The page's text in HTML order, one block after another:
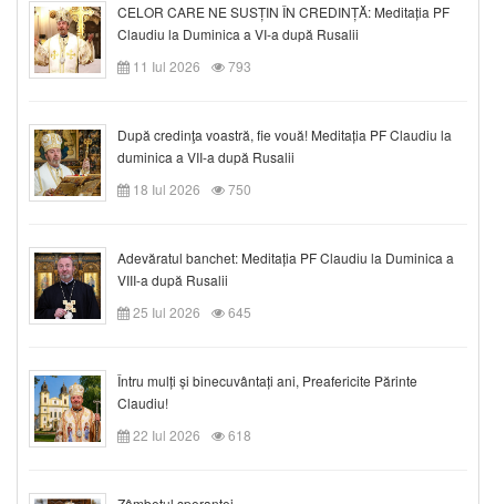
CELOR CARE NE SUSȚIN ÎN CREDINȚĂ: Meditația PF
Claudiu la Duminica a VI-a după Rusalii
11 Iul 2026
793
După credinţa voastră, fie vouă! Meditația PF Claudiu la
duminica a VII-a după Rusalii
18 Iul 2026
750
Adevăratul banchet: Meditația PF Claudiu la Duminica a
VIII-a după Rusalii
25 Iul 2026
645
Întru mulți și binecuvântați ani, Preafericite Părinte
Claudiu!
22 Iul 2026
618